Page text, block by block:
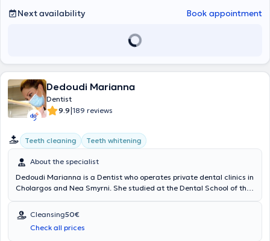
Next availability
Book appointment
Dedoudi Marianna
Dentist
9.9|189 reviews
Teeth cleaning Teeth whitening
About the specialist
Dedoudi Marianna is a Dentist who operates private dental clinics in
Cholargos and Nea Smyrni. She studied at the Dental School of the
same university. Additionally, she has completed a three-year
postgraduate training in Orthodontics at the New York College of
Dentistry and in Aesthetic Dentistry at the Eastman Dental Institute.
Cleansing50€
Check all prices